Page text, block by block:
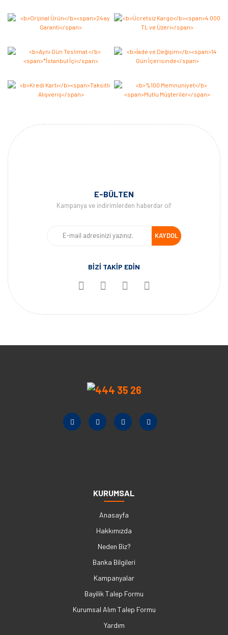
E-BÜLTEN
Kampanya ve indirimlerden haberdar ol!
KAYDOL
BİZİ TAKİP EDİN
KURUMSAL
Anasayfa
Hakkımızda
Neden Biz?
Banka Bilgileri
Kampanyalar
Bayilik Talep Formu
Kurumsal Alım Talep Formu
Yardım